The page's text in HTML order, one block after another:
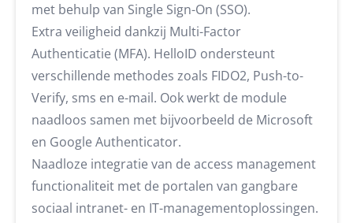
met behulp van Single Sign-On (SSO).
Extra veiligheid dankzij Multi-Factor
Authenticatie (MFA). HelloID ondersteunt
verschillende methodes zoals FIDO2, Push-to-
Verify, sms en e-mail. Ook werkt de module
naadloos samen met bijvoorbeeld de Microsoft
en Google Authenticator.
Naadloze integratie van de access management
functionaliteit met de portalen van gangbare
sociaal intranet- en IT-managementoplossingen.